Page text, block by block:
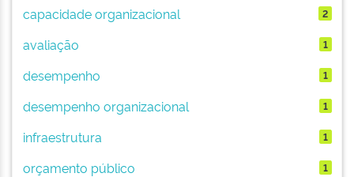
capacidade organizacional
2
avaliação 1
desempenho 1
desempenho organizacional 1
infraestrutura 1
orçamento público 1